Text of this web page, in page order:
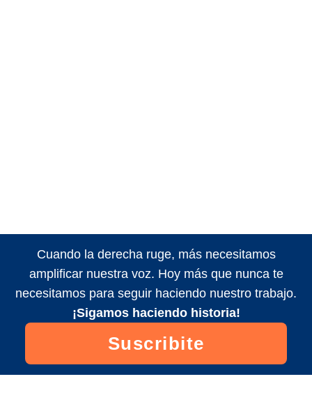
Cuando la derecha ruge, más necesitamos
amplificar nuestra voz. Hoy más que nunca te
necesitamos para seguir haciendo nuestro trabajo.
¡Sigamos haciendo historia!
Suscribite